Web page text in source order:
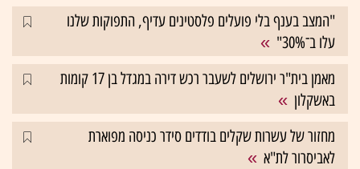
"המצב בענף בלי פועלים פלסטינים עדיף, התפוקות שלנו
עלו ב־30%"
מאמן בית"ר ירושלים לשעבר רכש דירה במגדל בן 17 קומות
באשקלון
מחזור של עשרות שקלים בודדים סידר כניסה מפוארת
לאביסרור לת"א